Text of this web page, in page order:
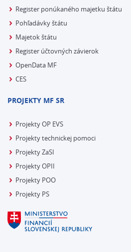
Register ponúkaného majetku štátu
Pohľadávky štátu
Majetok štátu
Register účtovných závierok
OpenData MF
CES
PROJEKTY MF SR
Projekty OP EVS
Projekty technickej pomoci
Projekty ZaSI
Projekty OPII
Projekty POO
Projekty PS